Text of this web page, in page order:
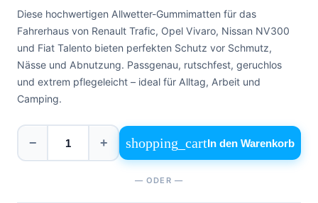
Instagram
Diese hochwertigen Allwetter-Gummimatten für das
Fahrerhaus von Renault Trafic, Opel Vivaro, Nissan NV300
und Fiat Talento bieten perfekten Schutz vor Schmutz,
Nässe und Abnutzung. Passgenau, rutschfest, geruchlos
und extrem pflegeleicht – ideal für Alltag, Arbeit und
Camping.
− + shopping_cartIn den Warenkorb
— ODER —